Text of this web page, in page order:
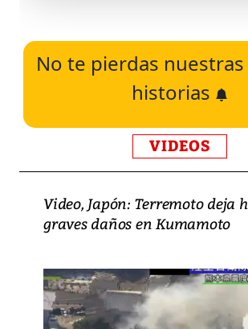
No te pierdas
historias
VIDEOS
Video, Japón: Terremoto deja
graves daños en Kumamoto